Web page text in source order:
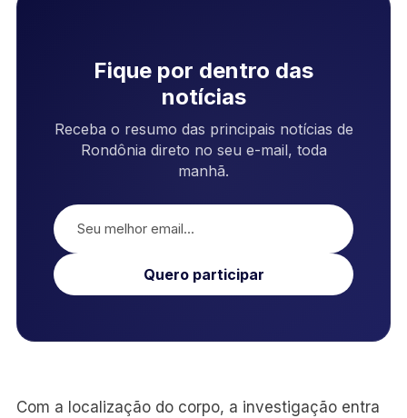
Fique por dentro das
notícias
Receba o resumo das principais notícias de
Rondônia direto no seu e-mail, toda
manhã.
Quero participar
Com a localização do corpo, a investigação entra